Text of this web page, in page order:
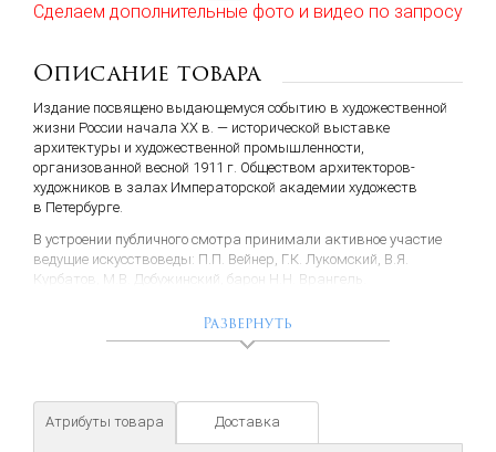
Сделаем дополнительные фото и видео по запросу
Описание товара
Издание посвящено выдающемуся событию в художественной
жизни России начала ХХ в. — исторической выставке
архитектуры и художественной промышленности,
организованной весной 1911 г. Обществом архитекторов-
художников в залах Императорской академии художеств
в Петербурге.
В устроении публичного смотра принимали активное участие
ведущие искусствоведы: П.П. Вейнер, Г.К. Лукомский, В.Я.
Курбатов, М.В. Добужинский, барон Н.Н. Врангель.
материалы, макеты и планы известных зданий, предметы из
частных коллекций, а также схемы, рисунки, мебель, бронза и
Издание богато иллюстрировано и содержит предисловие,
Развернуть
Атрибуты товара Доставка